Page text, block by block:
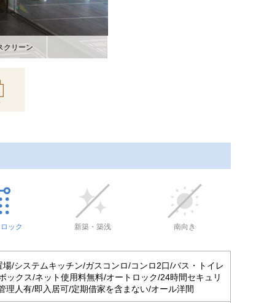
クリーン
ック 新築・築浅 南向き
/システムキッチン/ガスコンロ/コンロ2口/バス・トイレ
クス/ネット使用料無料/オートロック/24時間セキュリ
人有/即入居可/定期借家を含まない/オール洋間